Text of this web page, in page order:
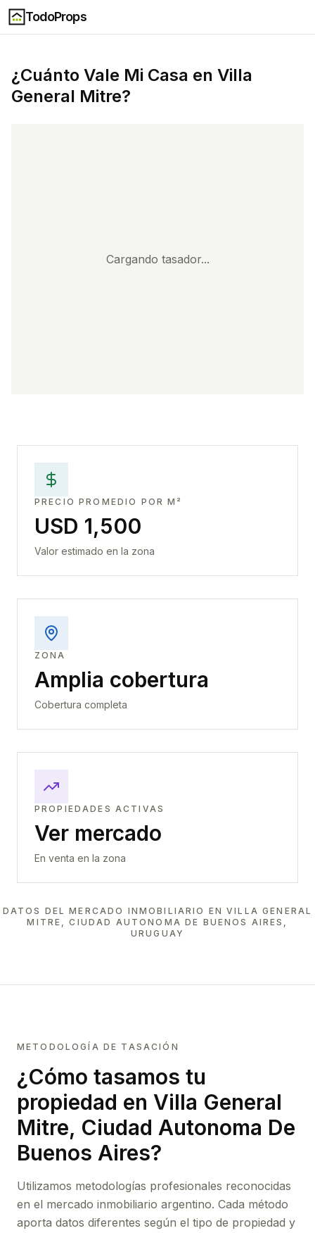
TodoProps
¿Cuánto Vale Mi Casa en Villa
General Mitre?
Cargando tasador...
PRECIO PROMEDIO POR M²
USD 1,500
Valor estimado en la zona
ZONA
Amplia cobertura
Cobertura completa
PROPIEDADES ACTIVAS
Ver mercado
En venta en la zona
DATOS DEL MERCADO INMOBILIARIO ENVILLA GENERAL
MITRE, CIUDAD AUTONOMA DE BUENOS AIRES,
URUGUAY
METODOLOGÍA DE TASACIÓN
¿Cómo tasamos tu
propiedad en Villa General
Mitre, Ciudad Autonoma De
Buenos Aires?
Utilizamos metodologías profesionales reconocidas
en el mercado inmobiliario argentino. Cada método
aporta datos diferentes según el tipo de propiedad y